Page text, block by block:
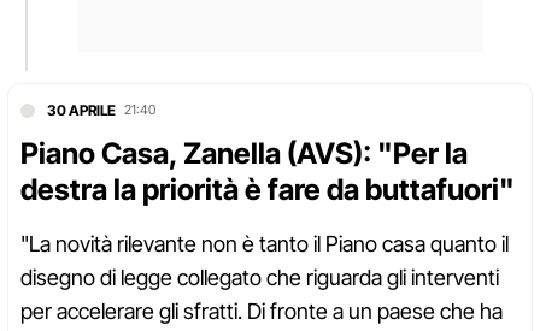
30 APRILE 21:40
Piano Casa, Zanella (AVS): "Per la
destra la priorità è fare da buttafuori"
"La novità rilevante non è tanto il Piano casa quanto il
disegno di legge collegato che riguarda gli interventi
per accelerare gli sfratti. Di fronte a un paese che ha